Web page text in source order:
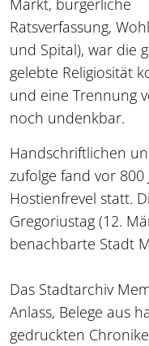
Ratsverfassung,
und Spital), war die
gelebte Religiosität
und eine Trennung
noch undenkbar.
Handschriftlichen
zufolge fand vor
Hostienfrevel statt.
Gregoriustag (12.
benachbarte Stadt
Das Stadtarchiv
Anlass, Belege aus
gedruckten